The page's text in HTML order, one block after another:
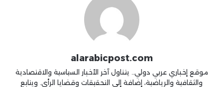
alarabicpost.com
موقع إخباري عربي دولي.. يتناول آخر الأخبار السياسية والاقتصادية
والثقافية والرياضية، إضافة إلى التحقيقات وقضايا الرأي. ويتابع